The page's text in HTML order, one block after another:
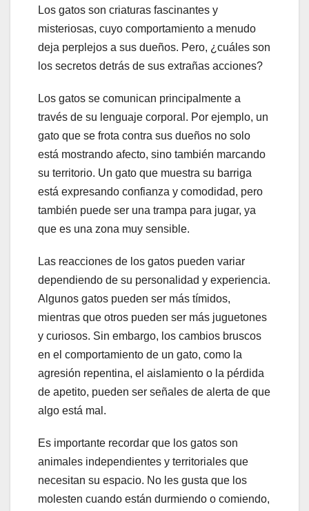
Los gatos son criaturas fascinantes y
misteriosas, cuyo comportamiento a menudo
deja perplejos a sus dueños. Pero, ¿cuáles son
los secretos detrás de sus extrañas acciones?
Los gatos se comunican principalmente a
través de su lenguaje corporal. Por ejemplo, un
gato que se frota contra sus dueños no solo
está mostrando afecto, sino también marcando
su territorio. Un gato que muestra su barriga
está expresando confianza y comodidad, pero
también puede ser una trampa para jugar, ya
que es una zona muy sensible.
Las reacciones de los gatos pueden variar
dependiendo de su personalidad y experiencia.
Algunos gatos pueden ser más tímidos,
mientras que otros pueden ser más juguetones
y curiosos. Sin embargo, los cambios bruscos
en el comportamiento de un gato, como la
agresión repentina, el aislamiento o la pérdida
de apetito, pueden ser señales de alerta de que
algo está mal.
Es importante recordar que los gatos son
animales independientes y territoriales que
necesitan su espacio. No les gusta que los
molesten cuando están durmiendo o comiendo,